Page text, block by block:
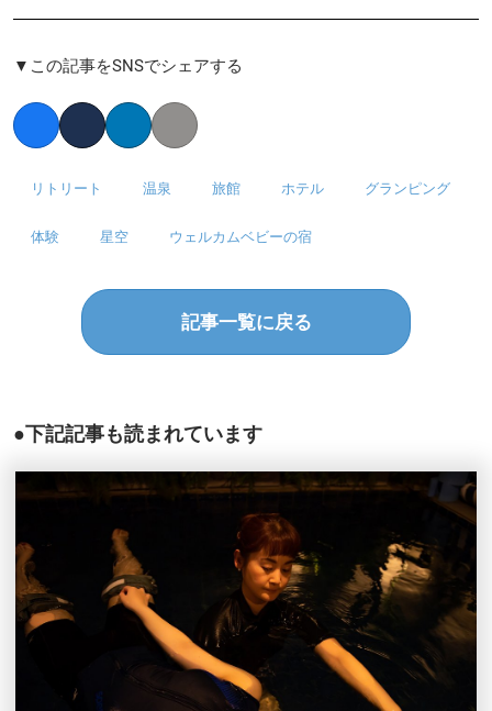
▼この記事をSNSでシェアする
FacebookTwitterLinkedInCopy link
リトリート 温泉 旅館 ホテル グランピング
体験 星空 ウェルカムベビーの宿
記事一覧に戻る
●下記記事も読まれています